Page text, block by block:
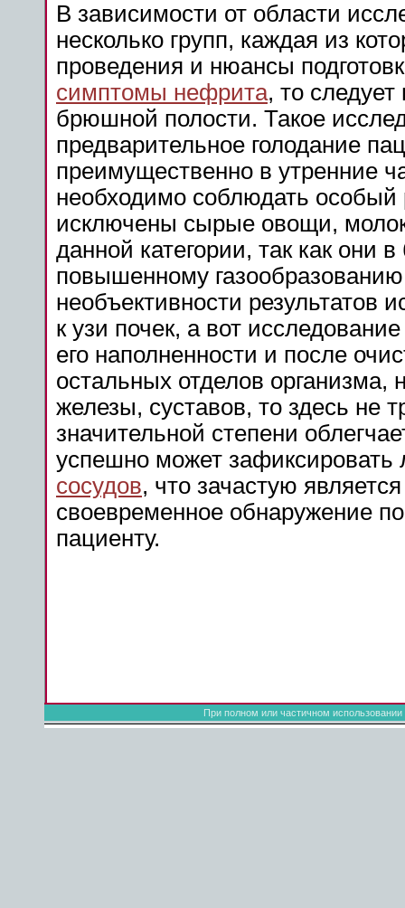
В зависимости от области
несколько групп, каждая из
проведения и нюансы
симптомы нефрита, то следует
брюшной полости. Такое
предварительное голодание
преимущественно в утренние
необходимо соблюдать особый
исключены сырые овощи,
данной категории, так как они
повышенному
необъективности результатов
к узи почек, а вот
его наполненности и после
остальных отделов
железы, суставов, то здесь не
значительной степени
успешно может
сосудов, что зачастую
своевременное обнаружение
пациенту.
При полном или частичном